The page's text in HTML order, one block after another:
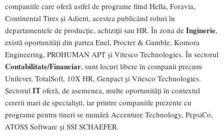
companiile care oferă astfel de programe fiind Hella, Foravia,
Continental Tires și Adient, acestea publicând roluri în
departamentele de producție, achiziții sau HR. În zona de Inginerie,
există oportunități din partea Enel, Procter & Gamble, Komora
Engineering, PROHUMAN APT și Vitesco Technologies. În sectorul
Contabilitate/Financiar, sunt locuri libere în companii precum
Unilever, TotalSoft, 10X HR, Genpact și Vitesco Technologies.
Sectorul IT oferă, de asemenea, multe oportunități în contextul
cererii mari de specialiști, iar printre companiile prezente cu
programe pentru tineri se numără Accenture Technology, PepsiCo,
ATOSS Software și SSI SCHAEFER.